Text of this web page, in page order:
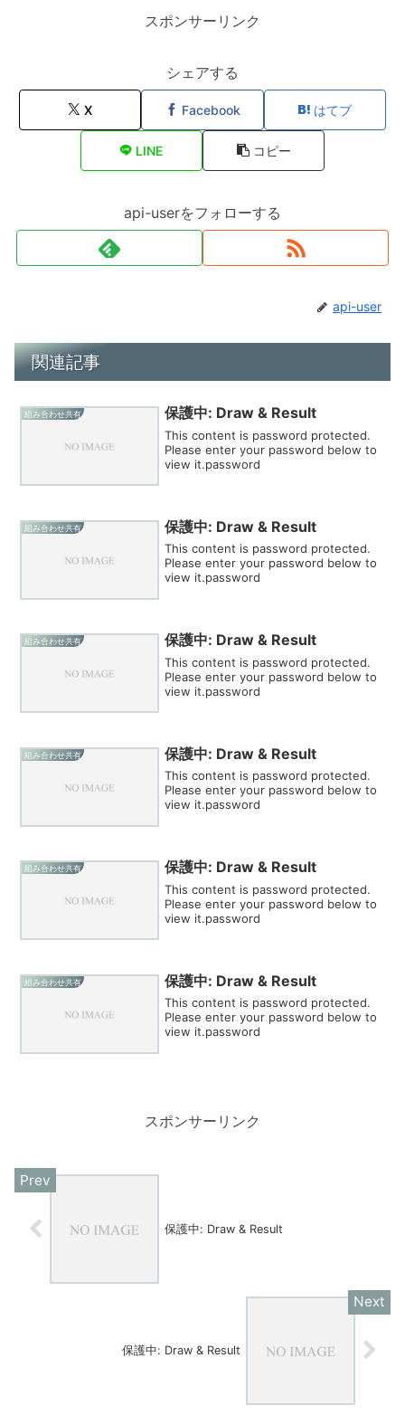
スポンサーリンク
シェアする
X Facebook はてブ
LINE コピー
api-userをフォローする
api-user
関連記事
組み合わせ共有 保護中: Draw & Result
This content is password protected.
Please enter your password below to
view it.password
組み合わせ共有 保護中: Draw & Result
This content is password protected.
Please enter your password below to
view it.password
組み合わせ共有 保護中: Draw & Result
This content is password protected.
Please enter your password below to
view it.password
組み合わせ共有 保護中: Draw & Result
This content is password protected.
Please enter your password below to
view it.password
組み合わせ共有 保護中: Draw & Result
This content is password protected.
Please enter your password below to
view it.password
組み合わせ共有 保護中: Draw & Result
This content is password protected.
Please enter your password below to
view it.password
スポンサーリンク
保護中: Draw & Result
保護中: Draw & Result